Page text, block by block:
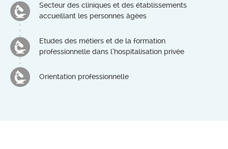
Secteur des cliniques et des établissements
accueillant les personnes âgées
Etudes des métiers et de la formation
professionnelle dans l’hospitalisation privée
Orientation professionnelle